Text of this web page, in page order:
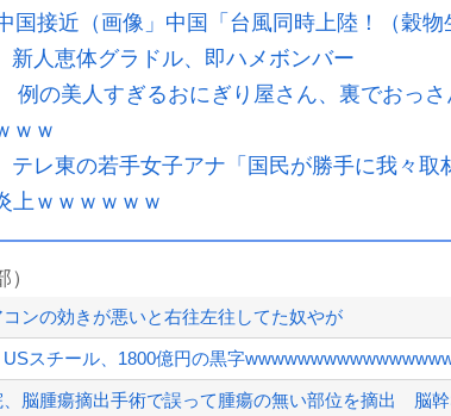
国接近（画像」中国「台風同時上陸！（穀
新人恵体グラドル、即ハメボンバー
例の美人すぎるおにぎり屋さん、裏でおっ
ｗｗ
テレ東の若手女子アナ「国民が勝手に我々
上ｗｗｗｗｗｗ
ンの効きが悪いと右往左往してた奴やが
USスチール、1800億円の黒字
脳腫瘍摘出手術で誤って腫瘍の無い部位を摘出 脳